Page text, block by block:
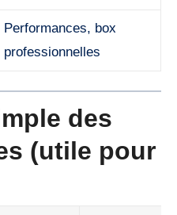
Performances, box
professionnelles
des
(utile pour